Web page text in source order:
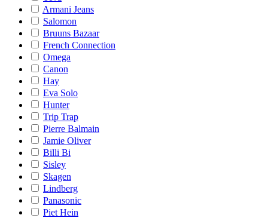
Armani Jeans
Salomon
Bruuns Bazaar
French Connection
Omega
Canon
Hay
Eva Solo
Hunter
Trip Trap
Pierre Balmain
Jamie Oliver
Billi Bi
Sisley
Skagen
Lindberg
Panasonic
Piet Hein